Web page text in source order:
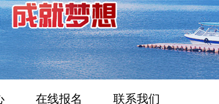
在线报名 联系我们